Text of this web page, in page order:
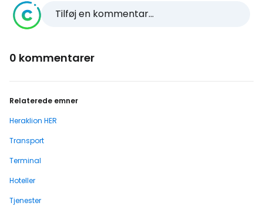
Tilføj en kommentar...
0 kommentarer
Relaterede emner
Heraklion HER
Transport
Terminal
Hoteller
Tjenester